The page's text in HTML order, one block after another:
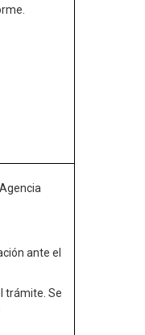
ante el
trámite. Se